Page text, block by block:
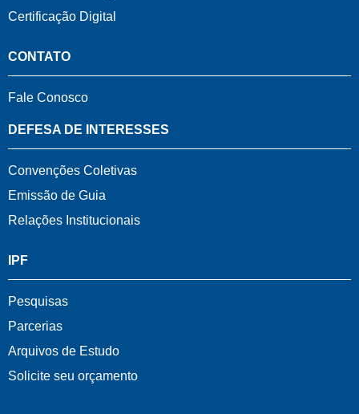
Certificação Digital
CONTATO
Fale Conosco
DEFESA DE INTERESSES
Convenções Coletivas
Emissão de Guia
Relações Institucionais
IPF
Pesquisas
Parcerias
Arquivos de Estudo
Solicite seu orçamento